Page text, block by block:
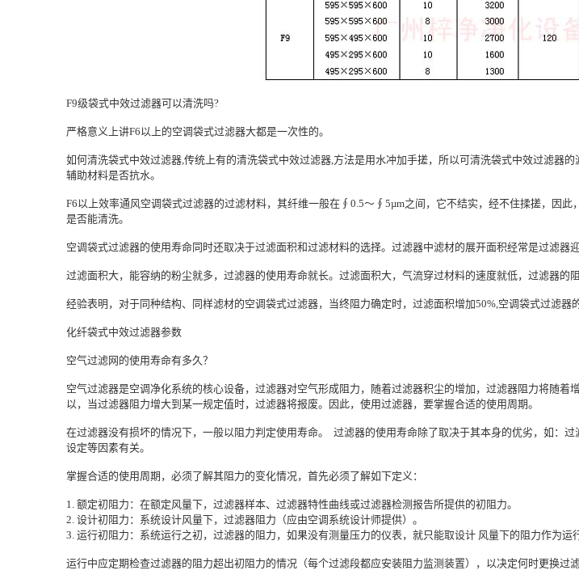
F9级袋式中效过滤器可以清洗吗?
严格意义上讲F6以上的空调袋式过滤器大都是一次性的。
如何清洗袋式中效过滤器,传统上有的清洗袋式中效过滤器,方法是用水冲加手搓，所以可清洗袋式中效过滤器
辅助材料是否抗水。
F6以上效率通风空调袋式过滤器的过滤材料，其纤维一般在∮0.5～∮5µm之间，它不结实，经不住揉搓，因
是否能清洗。
空调袋式过滤器的使用寿命同时还取决于过滤面积和过滤材料的选择。过滤器中滤材的展开面积经常是过滤器
过滤面积大，能容纳的粉尘就多，过滤器的使用寿命就长。过滤面积大，气流穿过材料的速度就低，过滤器的
经验表明，对于同种结构、同样滤材的空调袋式过滤器，当终阻力确定时，过滤面积增加50%,空调袋式过滤
化纤袋式中效过滤器参数
空气过滤网的使用寿命有多久？
空气过滤器是空调净化系统的核心设备，过滤器对空气形成阻力，随着过滤器积尘的增加，过滤器阻力将随
以，当过滤器阻力增大到某一规定值时，过滤器将报废。因此，使用过滤器，要掌握合适的使用周期。
在过滤器没有损坏的情况下，一般以阻力判定使用寿命。 过滤器的使用寿命除了取决于其本身的优劣，如：
设定等因素有关。
掌握合适的使用周期，必须了解其阻力的变化情况，首先必须了解如下定义：
1. 额定初阻力：在额定风量下，过滤器样本、过滤器特性曲线或过滤器检测报告所提供的初阻力。
2. 设计初阻力：系统设计风量下，过滤器阻力（应由空调系统设计师提供）。
3. 运行初阻力：系统运行之初，过滤器的阻力，如果没有测量压力的仪表，就只能取设计 风量下的阻力作为运
运行中应定期检查过滤器的阻力超出初阻力的情况（每个过滤段都应安装阻力监测装置），以决定何时更换过滤